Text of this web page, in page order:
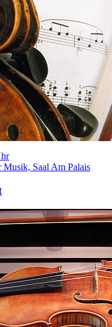
Musik, Saal Am Palais